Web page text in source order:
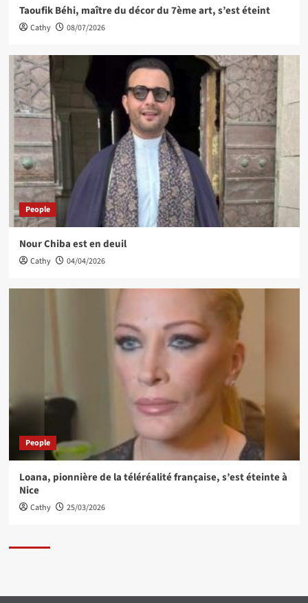
Taoufik Béhi, maître du décor du 7ème art, s’est éteint
Cathy 08/07/2026
People
Nour Chiba est en deuil
Cathy 04/04/2026
People
Loana, pionnière de la téléréalité française, s’est éteinte à
Nice
Cathy 25/03/2026